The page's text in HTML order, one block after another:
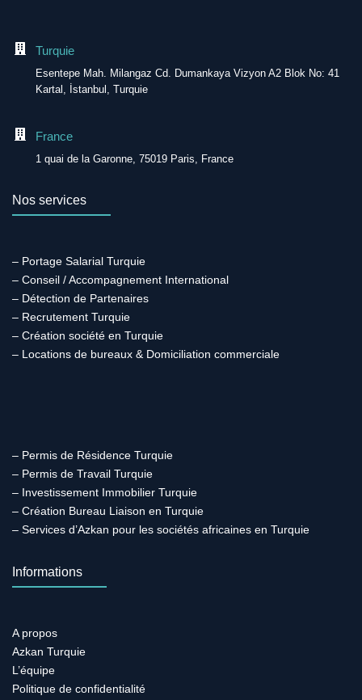
Turquie
Esentepe Mah. Milangaz Cd. Dumankaya Vizyon A2 Blok No: 41
Kartal, İstanbul, Turquie
France
1 quai de la Garonne, 75019 Paris, France
Nos services
– Portage Salarial Turquie
– Conseil / Accompagnement International
– Détection de Partenaires
– Recrutement Turquie
– Création société en Turquie
– Locations de bureaux & Domiciliation commerciale
– Permis de Résidence Turquie
– Permis de Travail Turquie
– Investissement Immobilier Turquie
– Création Bureau Liaison en Turquie
– Services d’Azkan pour les sociétés africaines en Turquie
Informations
A propos
Azkan Turquie
L’équipe
Politique de confidentialité